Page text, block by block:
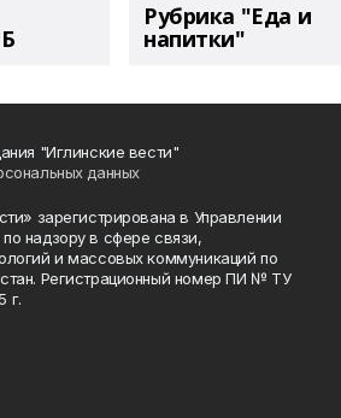
Рубрика "Еда и
напитки"
"Иглинские вести"
данных
зарегистрирована в Управлении
надзору в сфере связи,
и массовых коммуникаций по
Регистрационный номер ПИ № ТУ
г.